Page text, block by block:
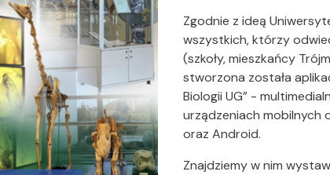
Zgodnie z ideą
wszystkich, którzy
(szkoły, mieszkańcy
stworzona została
Biologii UG” -
urządzeniach mobilnych
oraz Android.
Znajdziemy w nim